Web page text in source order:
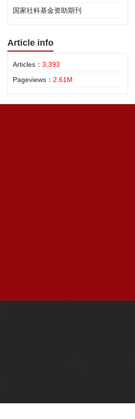
国家社科基金资助期刊
Article info
Articles： 3,393
Pageviews： 2.61M